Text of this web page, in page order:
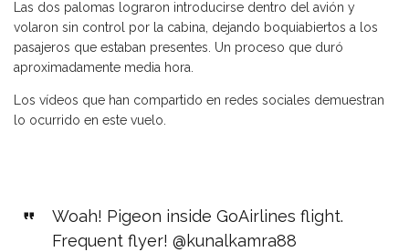
Las dos palomas lograron introducirse dentro del avión y
volaron sin control por la cabina, dejando boquiabiertos a los
pasajeros que estaban presentes. Un proceso que duró
aproximadamente media hora.
Los vídeos que han compartido en redes sociales demuestran
lo ocurrido en este vuelo.
Woah! Pigeon inside GoAirlines flight.
Frequent flyer! @kunalkamra88